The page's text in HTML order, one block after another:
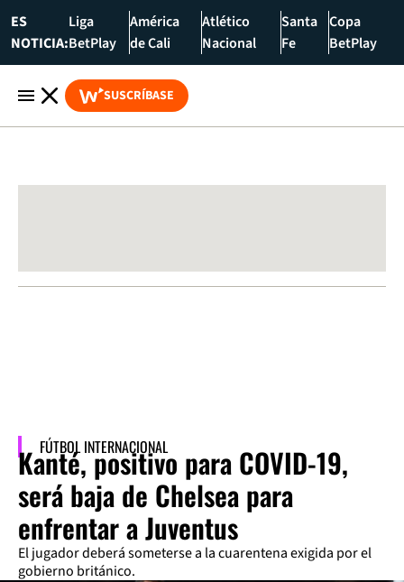
ES
NOTICIA:
Liga
BetPlay
América
de Cali
Atlético
Nacional
Santa
Fe
Copa
BetPlay
SUSCRÍBASE
FÚTBOL INTERNACIONAL
Kanté, positivo para COVID-19,
será baja de Chelsea para
enfrentar a Juventus
El jugador deberá someterse a la cuarentena exigida por el
gobierno británico.